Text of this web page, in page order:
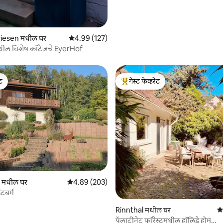
मधील घर 5 पैकी 4.99 सरासरी रेटिंग, 127 रिव्ह्यूज
4.99 (127)
विशेष कॉटेजचे EyerHof
रिव्ह्यूज
घर 5 पैकी 4.89 सरासरी रेटिंग, 203 रिव्ह्यूज
4.89 (203)
टॉप गेस्ट फेव्हरेट
गेस्ट फेव्हरेट
Rinnthal मधील घर 5
पॅलाटीनेट फॉरेस्टमधील हॉलिडे होम